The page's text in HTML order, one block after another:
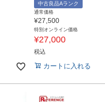
中古良品Aランク
通常価格
¥27,500
特別オンライン価格
¥27,000
税込
カートに入れる